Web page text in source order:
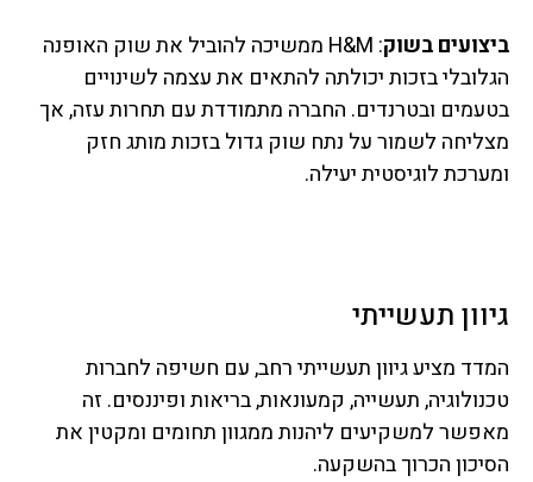
ביצועים בשוק
: H&M ממשיכה להוביל את שוק האופנה
הגלובלי בזכות יכולתה להתאים את עצמה לשינויים
בטעמים ובטרנדים. החברה מתמודדת עם תחרות עזה, אך
מצליחה לשמור על נתח שוק גדול בזכות מותג חזק
ומערכת לוגיסטית יעילה.
גיוון תעשייתי
המדד מציע גיוון תעשייתי רחב, עם חשיפה לחברות
טכנולוגיה, תעשייה, קמעונאות, בריאות ופיננסים. זה
מאפשר למשקיעים ליהנות ממגוון תחומים ומקטין את
הסיכון הכרוך בהשקעה.